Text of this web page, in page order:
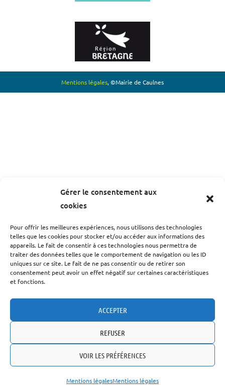
Gérer le consentement aux
cookies
Pour offrir les meilleures expériences, nous utilisons des technologies
telles que les cookies pour stocker et/ou accéder aux informations des
appareils. Le fait de consentir à ces technologies nous permettra de
traiter des données telles que le comportement de navigation ou les ID
uniques sur ce site. Le fait de ne pas consentir ou de retirer son
consentement peut avoir un effet négatif sur certaines caractéristiques
et fonctions.
ACCEPTER
REFUSER
VOIR LES PRÉFÉRENCES
Mentions légalesMentions légales
Mentions légales, ©Mairie de Caulnes